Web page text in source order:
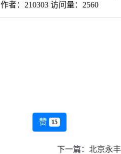
作者：210303 访问量：2560
赞 15
下一篇： 北京永